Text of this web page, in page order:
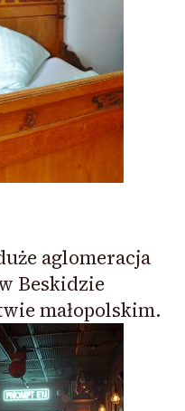
aglomeracja
Beskidzie
małopolskim.